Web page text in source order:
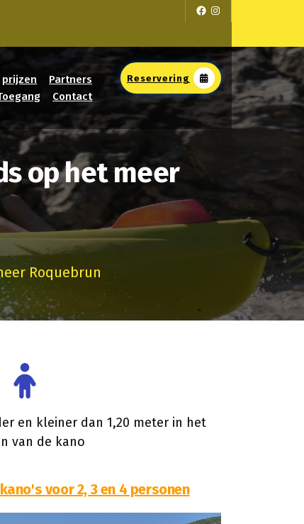
Facebook
Instagram
prijzen
Partners
Contact
Reservering
op het meer
Roquebrun
en kleiner dan 1,20 meter in het
van de kano
voor 2, 3 en 4 personen